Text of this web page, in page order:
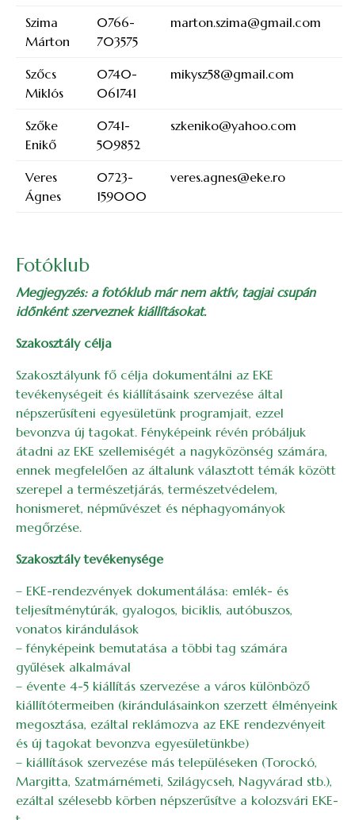
Szima
Márton
0766-
703575
marton.szima@gmail.com
Szőcs
Miklós
0740-
061741
mikysz58@gmail.com
Szőke
Enikő
0741-
509852
szkeniko@yahoo.com
Veres
Ágnes
0723-
159000
veres.agnes@eke.ro
Fotóklub
Megjegyzés: a fotóklub már nem aktív, tagjai csupán
időnként szerveznek kiállításokat.
Szakosztály célja
Szakosztályunk fő célja dokumentálni az EKE
tevékenységeit és kiállításaink szervezése által
népszerűsíteni egyesületünk programjait, ezzel
bevonzva új tagokat. Fényképeink révén próbáljuk
átadni az EKE szellemiségét a nagyközönség számára,
ennek megfelelően az általunk választott témák között
szerepel a természetjárás, természetvédelem,
honismeret, népművészet és néphagyományok
megőrzése.
Szakosztály tevékenysége
– EKE-rendezvények dokumentálása: emlék- és
teljesítménytúrák, gyalogos, biciklis, autóbuszos,
vonatos kirándulások
– fényképeink bemutatása a többi tag számára
gyűlések alkalmával
– évente 4-5 kiállítás szervezése a város különböző
kiállítótermeiben (kirándulásainkon szerzett élményeink
megosztása, ezáltal reklámozva az EKE rendezvényeit
és új tagokat bevonzva egyesületünkbe)
– kiállítások szervezése más településeken (Torockó,
Margitta, Szatmárnémeti, Szilágycseh, Nagyvárad stb.),
ezáltal szélesebb körben népszerűsítve a kolozsvári EKE-